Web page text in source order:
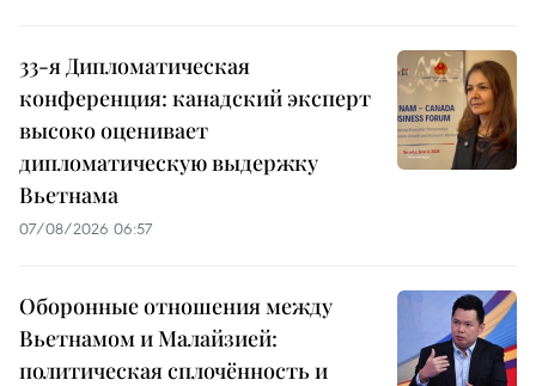
33-я Дипломатическая
конференция: канадский эксперт
высоко оценивает
дипломатическую выдержку
Вьетнама
07/08/2026 06:57
Оборонные отношения между
Вьетнамом и Малайзией:
политическая сплочённость и